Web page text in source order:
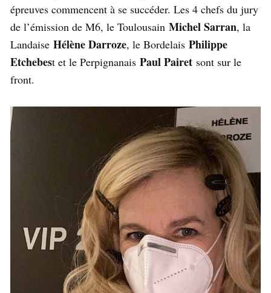
épreuves commencent à se succéder. Les 4 chefs du jury
de l’émission de M6, le Toulousain Michel Sarran, la
Landaise Hélène Darroze, le Bordelais Philippe
Etchebest et le Perpignanais Paul Pairet sont sur le
front.